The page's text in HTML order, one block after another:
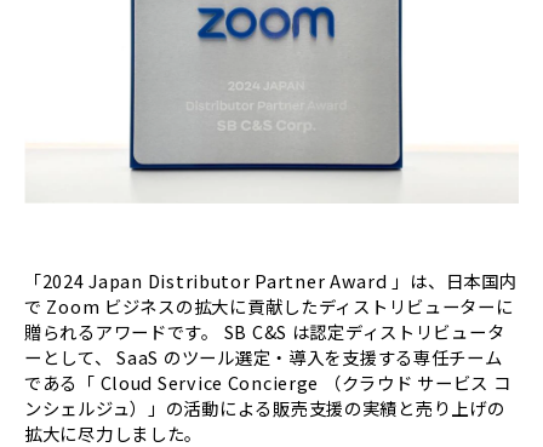
「2024 Japan Distributor Partner Award 」は、日本国内
で Zoom ビジネスの拡大に貢献したディストリビューターに
贈られるアワードです。 SB C&S は認定ディストリビュータ
ーとして、 SaaS のツール選定・導入を支援する専任チーム
である「 Cloud Service Concierge （クラウド サービス コ
ンシェルジュ）」の活動による販売支援の実績と売り上げの
拡大に尽力しました。